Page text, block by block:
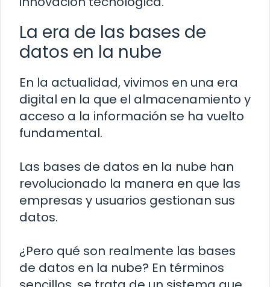
La era de las bases de
datos en la nube
En la actualidad, vivimos en una era
digital en la que el almacenamiento y
acceso a la información se ha vuelto
fundamental.
Las bases de datos en la nube han
revolucionado la manera en que las
empresas y usuarios gestionan sus
datos.
¿Pero qué son realmente las bases
de datos en la nube? En términos